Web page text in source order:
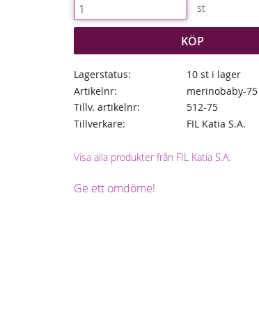
st
KÖP
Lagerstatus
10 st i lager
Artikelnr
merinobaby-75
Tillv. artikelnr
512-75
Tillverkare
FIL Katia S.A.
Visa alla produkter från FIL Katia S.A.
Ge ett omdöme!